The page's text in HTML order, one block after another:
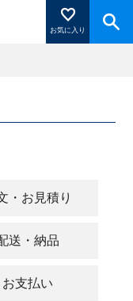
お気に入り
を押すと登録した
・お見積り
送・納品
お支払い